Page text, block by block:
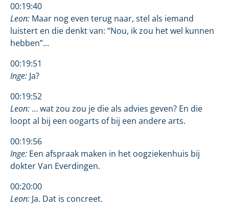
00:19:40
Leon: Maar nog even terug naar, stel als iemand
luistert en die denkt van: “Nou, ik zou het wel kunnen
hebben”…
00:19:51
Inge: Ja?
00:19:52
Leon: … wat zou zou je die als advies geven? En die
loopt al bij een oogarts of bij een andere arts.
00:19:56
Inge: Een afspraak maken in het oogziekenhuis bij
dokter Van Everdingen.
00:20:00
Leon: Ja. Dat is concreet.